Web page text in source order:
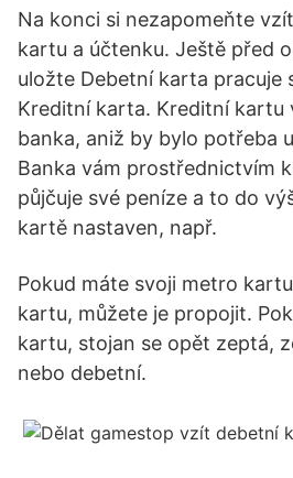
Na konci si nezapomeňte
kartu a účtenku. Ještě před
uložte Debetní karta pracuje
Kreditní karta. Kreditní kartu
banka, aniž by bylo potřeba
Banka vám prostřednictvím
půjčuje své peníze a to do
kartě nastaven, např.
Pokud máte svoji metro
kartu, můžete je propojit.
kartu, stojan se opět zeptá,
nebo debetní.